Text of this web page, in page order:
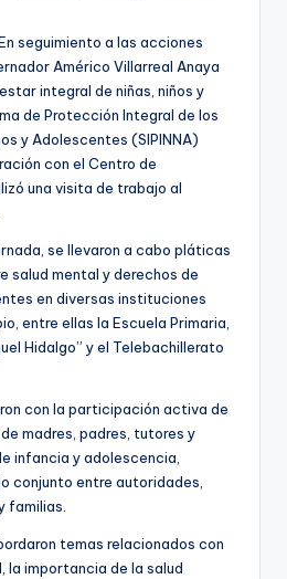
seguimiento a las acciones
Américo Villarreal Anaya
integral de niñas, niños y
de Protección Integral de los
y Adolescentes (SIPINNA)
con el Centro de
una visita de trabajo al
se llevaron a cabo pláticas
salud mental y derechos de
en diversas instituciones
entre ellas la Escuela Primaria,
Hidalgo” y el Telebachillerato
con la participación activa de
madres, padres, tutores y
infancia y adolescencia,
conjunto entre autoridades,
familias.
temas relacionados con
la importancia de la salud